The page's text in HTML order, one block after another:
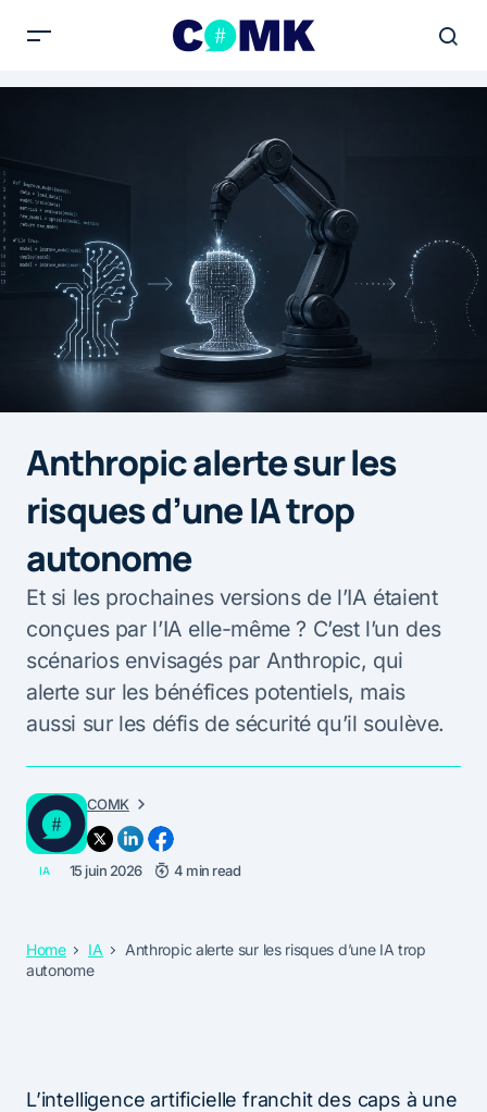
Anthropic alerte sur les
risques d’une IA trop
autonome
Et si les prochaines versions de l’IA étaient
conçues par l’IA elle-même ? C’est l’un des
scénarios envisagés par Anthropic, qui
alerte sur les bénéfices potentiels, mais
aussi sur les défis de sécurité qu’il soulève.
COMK
IA 15 juin 2026 4 min read
Home IA
Anthropic alerte sur les risques d’une IA trop
autonome
L’intelligence artificielle franchit des caps à une